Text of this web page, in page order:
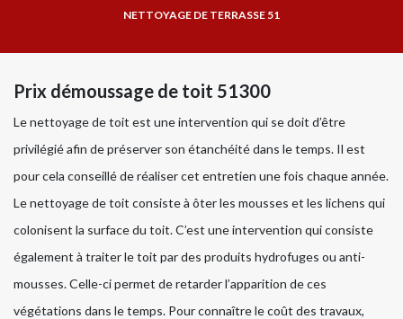
NETTOYAGE DE TERRASSE 51
Prix démoussage de toit 51300
Le nettoyage de toit est une intervention qui se doit d’être
privilégié afin de préserver son étanchéité dans le temps. Il est
pour cela conseillé de réaliser cet entretien une fois chaque année.
Le nettoyage de toit consiste à ôter les mousses et les lichens qui
colonisent la surface du toit. C’est une intervention qui consiste
également à traiter le toit par des produits hydrofuges ou anti-
mousses. Celle-ci permet de retarder l’apparition de ces
végétations dans le temps. Pour connaître le coût des travaux,